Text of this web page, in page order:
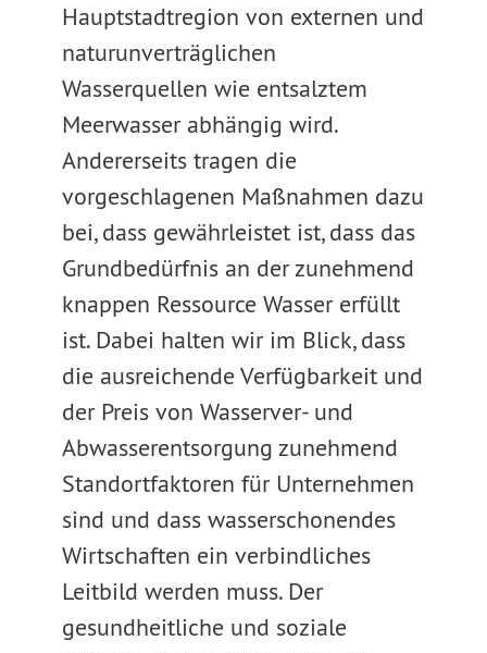
Hauptstadtregion von externen und
naturunverträglichen
Wasserquellen wie entsalztem
Meerwasser abhängig wird.
Andererseits tragen die
vorgeschlagenen Maßnahmen dazu
bei, dass gewährleistet ist, dass das
Grundbedürfnis an der zunehmend
knappen Ressource Wasser erfüllt
ist. Dabei halten wir im Blick, dass
die ausreichende Verfügbarkeit und
der Preis von Wasserver- und
Abwasserentsorgung zunehmend
Standortfaktoren für Unternehmen
sind und dass wasserschonendes
Wirtschaften ein verbindliches
Leitbild werden muss. Der
gesundheitliche und soziale